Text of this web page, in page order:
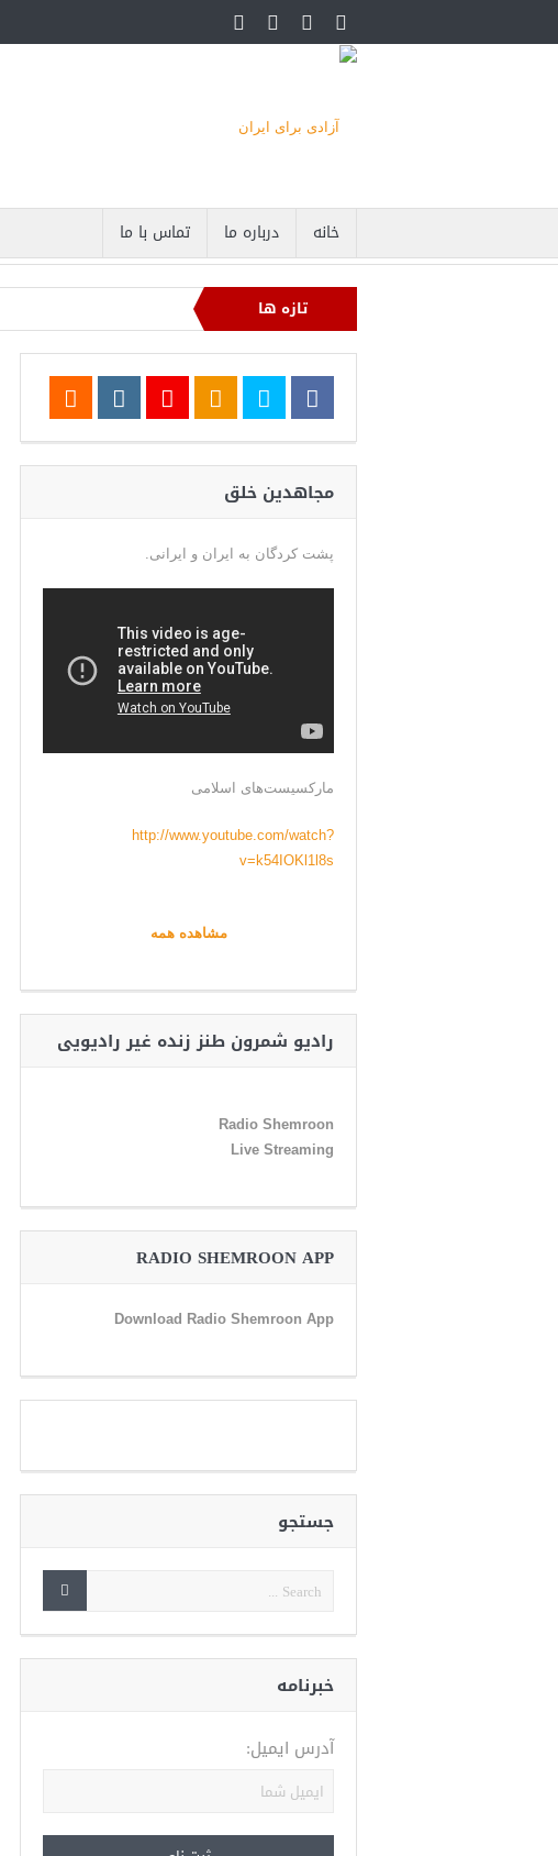
خانه درباره ما تماس با ما
تازه ها
مجاهدین خلق
پشت کردگان به ایران و ایرانی.
مارکسیست‌های اسلامی
http://www.youtube.com/watch?
v=k54IOKl1l8s
مشاهده همه
رادیو شمرون طنز زنده غیر رادیویی
Radio Shemroon
Live Streaming
RADIO SHEMROON APP
Download Radio Shemroon App
جستجو
خبرنامه
آدرس ایمیل: